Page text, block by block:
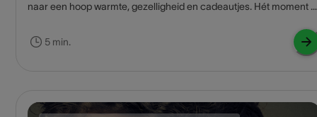
naar een hoop warmte, gezelligheid en cadeautjes. Hét moment
deugddoende babbel. En toch is dat niet vanzelfsprekend, want
voor mensen met gehoorverlies kan deze periode een
slechthorend persoon optimaliseren.
5 min.